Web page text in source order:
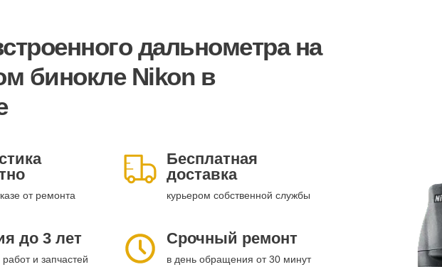
дальнометрана
бинокле Nikon в
от ремонта
Бесплатная
доставка
курьером собственной службы
до 3 лет
и запчастей
Срочный ремонт
в день обращения от 30 минут